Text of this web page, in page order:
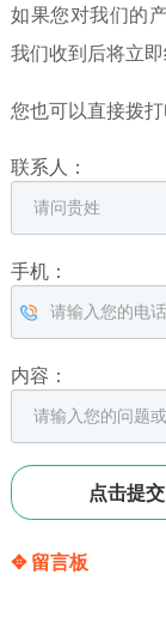
如果您对我们的
我们收到后将立即
您也可以直接拨
联系人：
手机：
内容：
✥ 留言板